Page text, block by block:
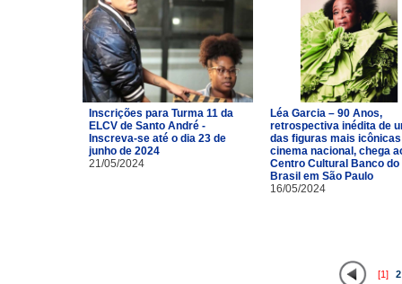
Inscrições para Turma 11 da
ELCV de Santo André -
Inscreva-se até o dia 23 de
junho de 2024
21/05/2024
Léa Garcia – 90 Anos,
retrospectiva inédita de
das figuras mais
cinema nacional, chega
Centro Cultural Banco do
Brasil em São Paulo
16/05/2024
[1] 2